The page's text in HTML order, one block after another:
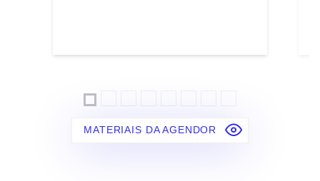
MATERIAIS DA AGENDOR